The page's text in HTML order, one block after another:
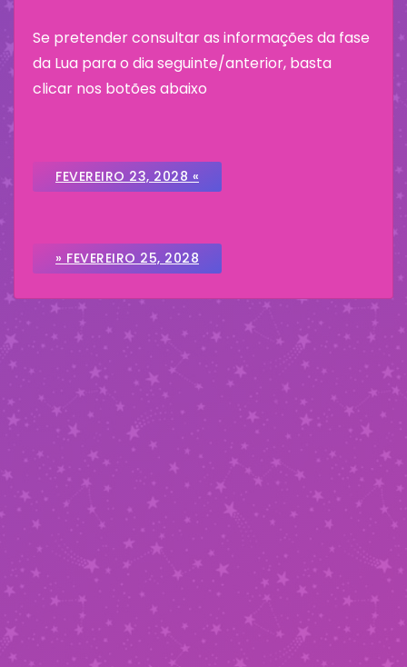
Se pretender consultar as informações da fase
da Lua para o dia seguinte/anterior, basta
clicar nos botões abaixo
FEVEREIRO 23, 2028 «
» FEVEREIRO 25, 2028